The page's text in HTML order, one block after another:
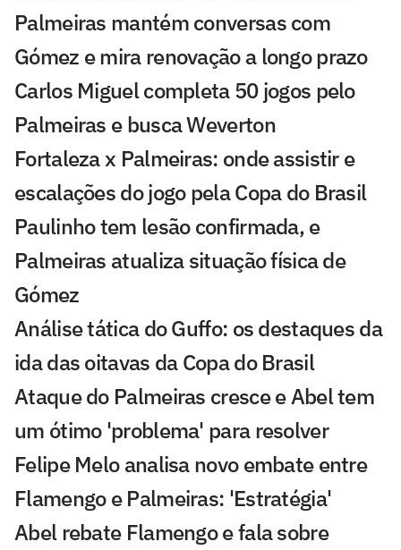
Palmeiras mantém conversas com
Gómez e mira renovação a longo prazo
Carlos Miguel completa 50 jogos pelo
Palmeiras e busca Weverton
Fortaleza x Palmeiras: onde assistir e
escalações do jogo pela Copa do Brasil
Paulinho tem lesão confirmada, e
Palmeiras atualiza situação física de
Gómez
Análise tática do Guffo: os destaques da
ida das oitavas da Copa do Brasil
Ataque do Palmeiras cresce e Abel tem
um ótimo 'problema' para resolver
Felipe Melo analisa novo embate entre
Flamengo e Palmeiras: 'Estratégia'
Abel rebate Flamengo e fala sobre